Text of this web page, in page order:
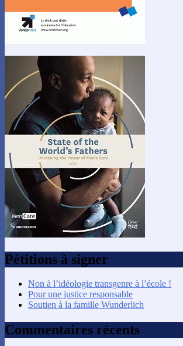
Pétitions à signer
Non à l’idéologie transgenre à l’école !
Pour une justice responsable
Soutien à la famille Wunderlich
Commentaires récents